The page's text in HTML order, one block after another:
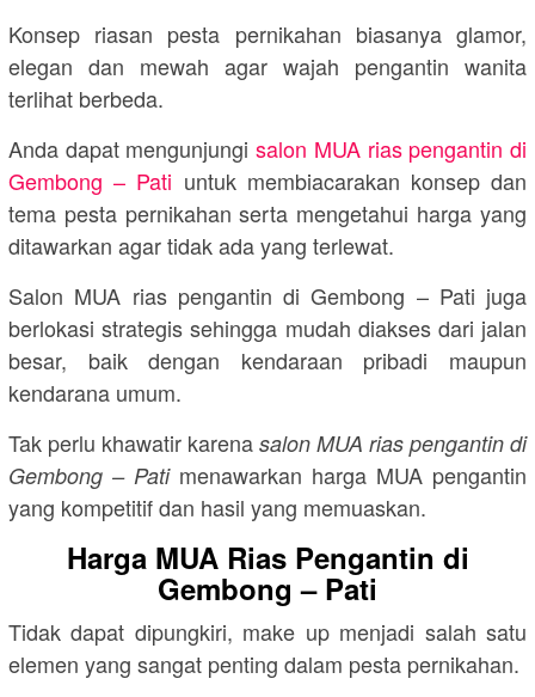
Konsep riasan pesta pernikahan biasanya glamor,
elegan dan mewah agar wajah pengantin wanita
terlihat berbeda.
Anda dapat mengunjungisalon MUA rias pengantin di
Gembong – Pati untuk membiacarakan konsep dan
tema pesta pernikahan serta mengetahui harga yang
ditawarkan agar tidak ada yang terlewat.
Salon MUA rias pengantin di Gembong – Pati juga
berlokasi strategis sehingga mudah diakses dari jalan
besar, baik dengan kendaraan pribadi maupun
kendarana umum.
Tak perlu khawatir karena salon MUA rias pengantin di
Gembong – Patimenawarkan harga MUA pengantin
yang kompetitif dan hasil yang memuaskan.
Harga MUA Rias Pengantin di
Gembong – Pati
Tidak dapat dipungkiri, make up menjadi salah satu
elemen yang sangat penting dalam pesta pernikahan.